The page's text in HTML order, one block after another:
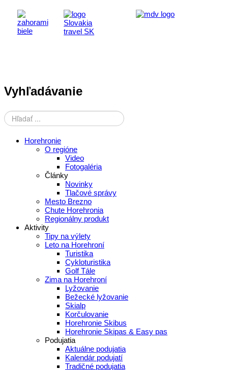
Vyhľadávanie
Horehronie
O regióne
Video
Fotogaléria
Články
Novinky
Tlačové správy
Mesto Brezno
Chute Horehronia
Regionálny produkt
Aktivity
Tipy na výlety
Leto na Horehroní
Turistika
Cykloturistika
Golf Tále
Zima na Horehroní
Lyžovanie
Bežecké lyžovanie
Skialp
Korčulovanie
Horehronie Skibus
Horehronie Skipas & Easy pas
Podujatia
Aktuálne podujatia
Kalendár podujatí
Tradičné podujatia